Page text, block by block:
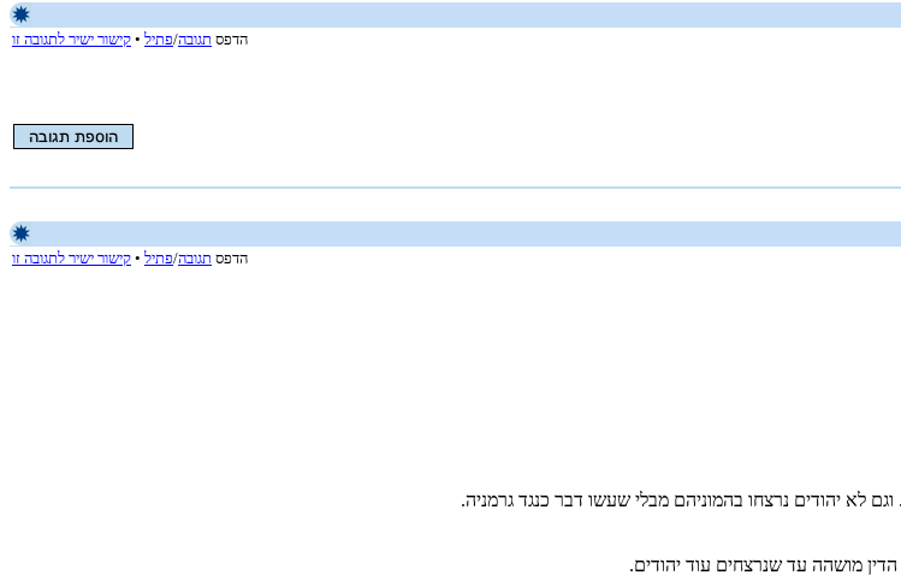
הדפס תגובה/פתיל • קישור ישיר לתגובה זו
הדפס תגובה/פתיל • קישור ישיר לתגובה זו
יהודים נרצחו בהמוניהם מבלי שעשו דבר כנגד גרמניה.
מושהה עד שנרצחים עוד יהודים.